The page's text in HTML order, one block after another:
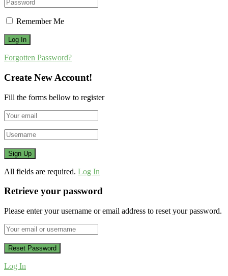
Remember Me
Forgotten Password?
Create New Account!
Fill the forms bellow to register
All fields are required. Log In
Retrieve your password
Please enter your username or email address to reset your password.
Log In